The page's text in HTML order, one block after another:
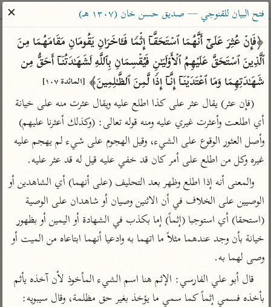
ساهم معنا في نشر القرآن والعلم الشرعي
الباحث القرآني
بحث تفسير علوم مصاحف معاجم
Type 2 or more characters for results.
Type 1 or more
characters for results.
أمّهات
تفسير الطبري
تفسير ابن كثير
تفسير القرطبي
تفسير البغوي
جمع الأقوال
تفسير ابن الجوزي
عامّة
فتح البيان للقنوجي
فتح القدير للشوكاني
تفسير ابن جزي
تفسير الآلوسي
تفسير الرازي
معاصرة
المختصر في
التفسير
تفسير السعدي
أيسر التفاسير
القرآن – تدبر وعمل
تفسير ابن عثيمين
فتح البيان للقنوجي — صديق حسن خان (١٣٠٧ هـ)
✕
شَهَـٰدَتِهِمَا وَمَا ٱعۡتَدَیۡنَاۤ إِنَّاۤ إِذࣰا لَّمِنَ ٱلظَّـٰلِمِینَ﴾ [المائدة ١٠٧]
غيره وكل من اطلع على أمر كان قد خفي عليه قيل له قد عثر عليه.
والمعنى أنه إذا اطلع وظهر بعد التحليف (على أنهما) أي الشاهدين أو
(استحقا) أي استوجبا (إثماً) إما بكذب في الشهادة أو اليمين أو بظهور
خيانة بأن وجد عندهما مثلاً ما اتهما به وادعيا أنهما ابتاعاه من الميت أو
وصى لهما به.